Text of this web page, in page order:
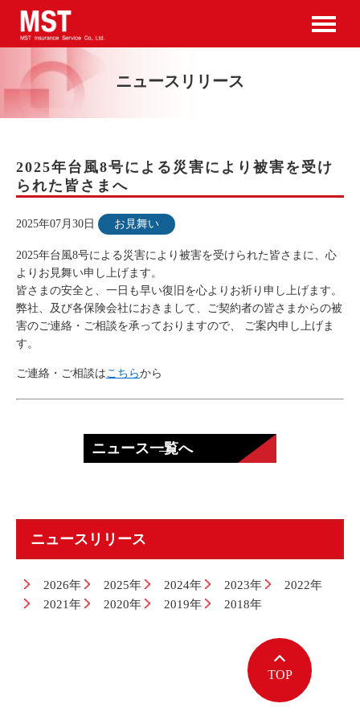
ニュースリリース
2025年台風8号による災害により被害を受け
られた皆さまへ
2025年07月30日 お見舞い
2025年台風8号による災害により被害を受けられた皆さまに、心
よりお見舞い申し上げます。
皆さまの安全と、一日も早い復旧を心よりお祈り申し上げます。
弊社、及び各保険会社におきまして、ご契約者の皆さまからの被
害のご連絡・ご相談を承っておりますので、 ご案内申し上げま
す。
ご連絡・ご相談はこちらから
ニュース一覧へ
ニュースリリース
2026年 2025年 2024年 2023年
2022年
2021年
2020年 2019年 2018年
TOP